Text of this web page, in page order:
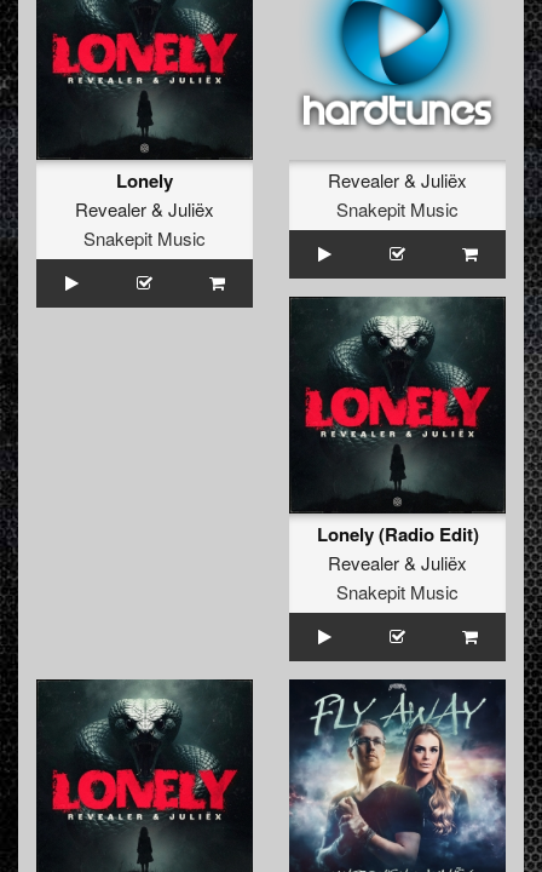
Lonely
Revealer& Juliëx
Snakepit Music
Revealer& Juliëx
Snakepit Music
Lonely (Radio Edit)
Revealer& Juliëx
Snakepit Music